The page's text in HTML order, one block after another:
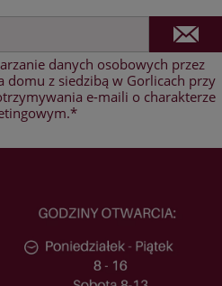
danych osobowych przez
domu z siedzibą w Gorlicach przy
e-maili o charakterze